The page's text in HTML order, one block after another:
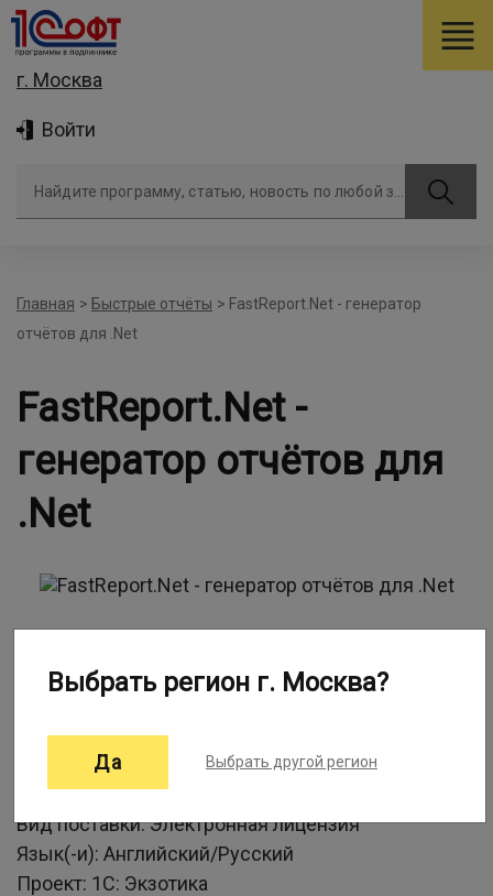
г. Москва
Войти
Главная > Быстрые отчёты > FastReport.Net - генератор
отчётов для .Net
FastReport.Net -
генератор отчётов для
.Net
отчеты, работающие независимо от приложения.
Разработчик:Быстрые отчёты
Вид поставки:Электронная лицензия
Язык(-и): Английский/Русский
Проект: 1С: Экзотика
Выбрать регион г. Москва?
Да Выбрать другой регион